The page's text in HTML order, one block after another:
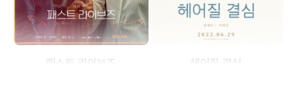
패스트 라이브즈 헤어질 결심